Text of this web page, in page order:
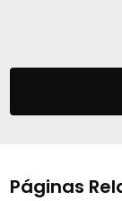
Páginas